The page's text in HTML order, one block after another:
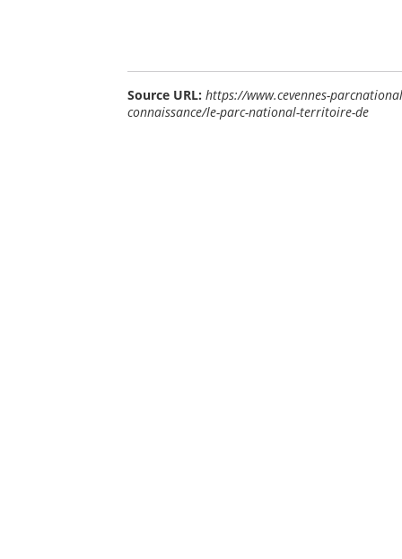
Source URL: https://www.cevennes-
connaissance/le-parc-national-territoire-de